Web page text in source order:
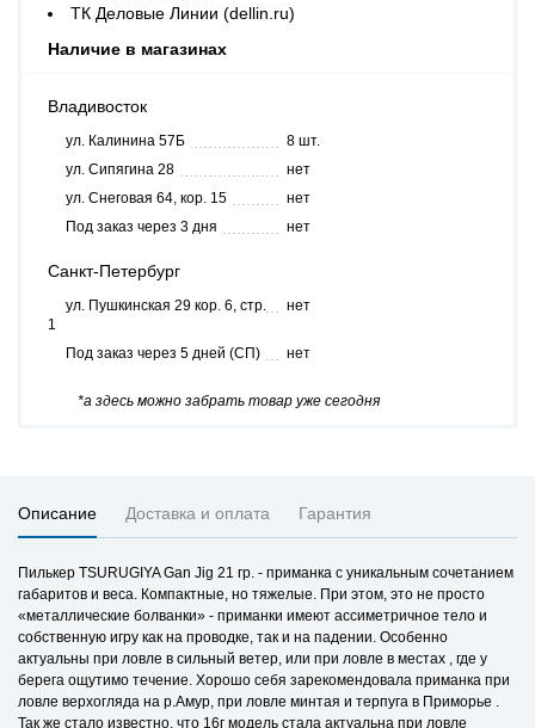
ТК Деловые Линии (dellin.ru)
Наличие в магазинах
Владивосток
ул. Калинина 57Б
8 шт.
ул. Сипягина 28
нет
ул. Снеговая 64, кор. 15
нет
Под заказ через 3 дня
нет
Санкт-Петербург
ул. Пушкинская 29 кор. 6, стр.
1
нет
Под заказ через 5 дней (СП) нет
*а здесь можно забрать товар уже сегодня
Описание Доставка и оплата Гарантия
Пилькер TSURUGIYA Gan Jig 21 гр. - приманка с уникальным сочетанием
габаритов и веса. Компактные, но тяжелые. При этом, это не просто
«металлические болванки» - приманки имеют ассиметричное тело и
собственную игру как на проводке, так и на падении. Особенно
актуальны при ловле в сильный ветер, или при ловле в местах , где у
берега ощутимо течение. Хорошо себя зарекомендовала приманка при
ловле верхогляда на р.Амур, при ловле минтая и терпуга в Приморье .
Так же стало известно, что 16г модель стала актуальна при ловле